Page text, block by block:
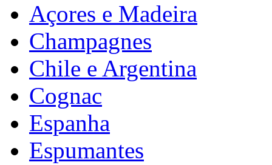
Açores e Madeira
Champagnes
Chile e Argentina
Cognac
Espanha
Espumantes